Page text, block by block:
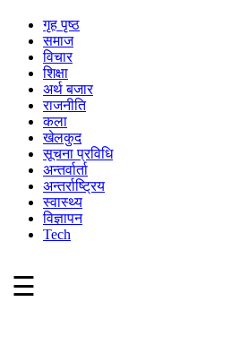
गृह पृष्ठ
समाज
विचार
शिक्षा
अर्थ बजार
राजनीति
कला
खेलकुद
सूचना प्रविधि
अन्तर्वार्ता
अन्तर्राष्ट्रिय
स्वास्थ्य
विज्ञापन
Tech
☰